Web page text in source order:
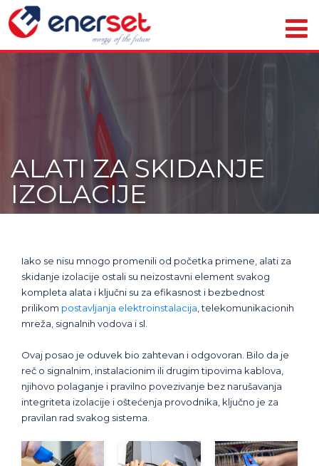
ALATI ZA SKIDANJE
IZOLACIJE
Iako se nisu mnogo promenili od početka primene, alati za
skidanje izolacije ostali su neizostavni element svakog
kompleta alata i ključni su za efikasnost i bezbednost
prilikom postavljanja elektroinstalacija , telekomunikacionih
mreža, signalnih vodova i sl.
Ovaj posao je oduvek bio zahtevan i odgovoran. Bilo da je
reč o signalnim, instalacionim ili drugim tipovima kablova,
njihovo polaganje i pravilno povezivanje bez narušavanja
integriteta izolacije i oštećenja provodnika, ključno je za
pravilan rad svakog sistema.